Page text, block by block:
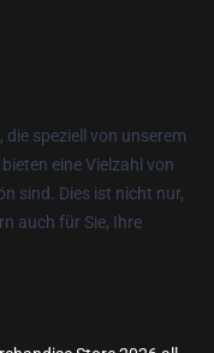
speziell von unserem
eine Vielzahl von
sind. Dies ist nicht nur,
auch für Sie, Ihre